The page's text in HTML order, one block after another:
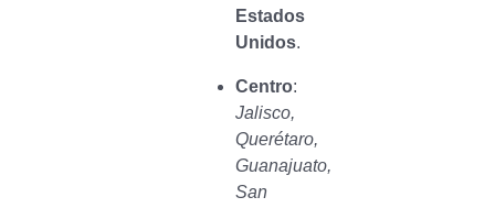
Estados
Unidos.
Centro:
Jalisco,
Querétaro,
Guanajuato,
San